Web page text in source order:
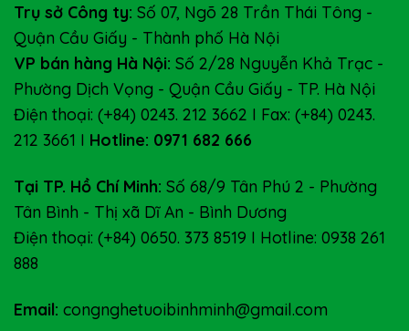
Trụ sở Công ty: Số 07, Ngõ 28 Trần Thái Tông -
Quận Cầu Giấy - Thành phố Hà Nội
VP bán hàng Hà Nội: Số 2/28 Nguyễn Khả Trạc -
Phường Dịch Vọng - Quận Cầu Giấy - TP. Hà Nội
Điện thoại: (+84) 0243. 212 3662 I Fax: (+84) 0243.
212 3661 I Hotline: 0971 682 666
Tại TP. Hồ Chí Minh: Số 68/9 Tân Phú 2 - Phường
Tân Bình - Thị xã Dĩ An - Bình Dương
Điện thoại: (+84) 0650. 373 8519 I Hotline: 0938 261
888
Email: congnghetuoibinhminh@gmail.com